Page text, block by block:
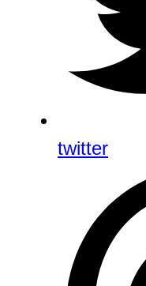
twitter